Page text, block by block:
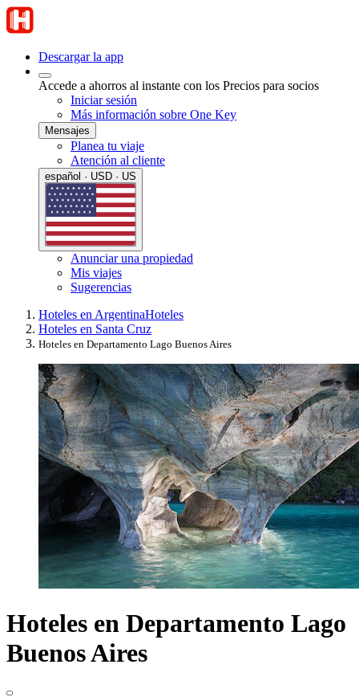
Descargar la app
Accede a ahorros al instante con los Precios para socios
Iniciar sesión
Más información sobre One Key
Mensajes
Planea tu viaje
Atención al cliente
español · USD · US
Anunciar una propiedad
Mis viajes
Sugerencias
Hoteles en ArgentinaHoteles
Hoteles en Santa Cruz
Hoteles en Departamento Lago Buenos Aires
Hoteles en Departamento Lago
Buenos Aires